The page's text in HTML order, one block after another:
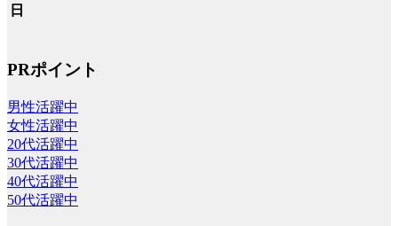
日
PRポイント
男性活躍中
女性活躍中
20代活躍中
30代活躍中
40代活躍中
50代活躍中